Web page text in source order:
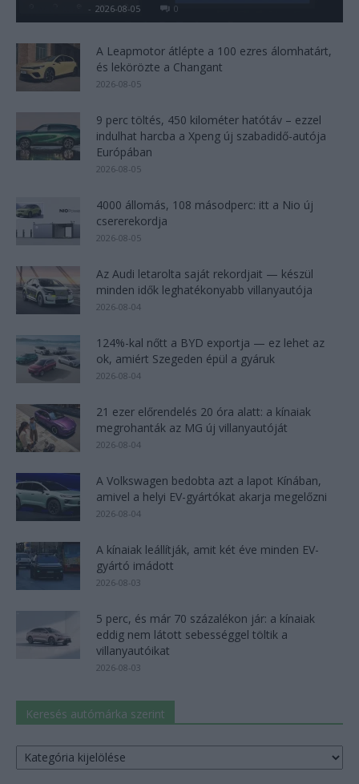
- 2026-08-05 0
A Leapmotor átlépte a 100 ezres álomhatárt,
és lekörözte a Changant
2026-08-05
9 perc töltés, 450 kilométer hatótáv – ezzel
indulhat harcba a Xpeng új szabadidő-autója
Európában
2026-08-05
4000 állomás, 108 másodperc: itt a Nio új
csererekordja
2026-08-05
Az Audi letarolta saját rekordjait — készül
minden idők leghatékonyabb villanyautója
2026-08-04
124%-kal nőtt a BYD exportja — ez lehet az
ok, amiért Szegeden épül a gyáruk
2026-08-04
21 ezer előrendelés 20 óra alatt: a kínaiak
megrohanták az MG új villanyautóját
2026-08-04
A Volkswagen bedobta azt a lapot Kínában,
amivel a helyi EV-gyártókat akarja megelőzni
2026-08-04
A kínaiak leállítják, amit két éve minden EV-
gyártó imádott
2026-08-03
5 perc, és már 70 százalékon jár: a kínaiak
eddig nem látott sebességgel töltik a
villanyautóikat
2026-08-03
Keresés autómárka szerint
Keresés
autómárka